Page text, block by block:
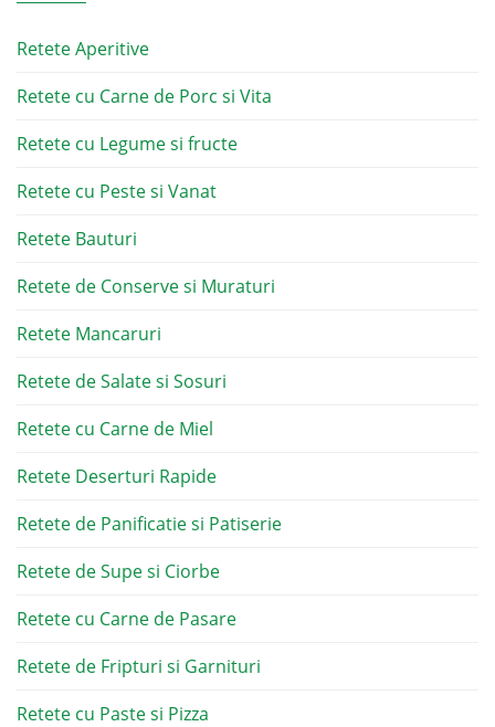
Retete Aperitive
Retete cu Carne de Porc si Vita
Retete cu Legume si fructe
Retete cu Peste si Vanat
Retete Bauturi
Retete de Conserve si Muraturi
Retete Mancaruri
Retete de Salate si Sosuri
Retete cu Carne de Miel
Retete Deserturi Rapide
Retete de Panificatie si Patiserie
Retete de Supe si Ciorbe
Retete cu Carne de Pasare
Retete de Fripturi si Garnituri
Retete cu Paste si Pizza